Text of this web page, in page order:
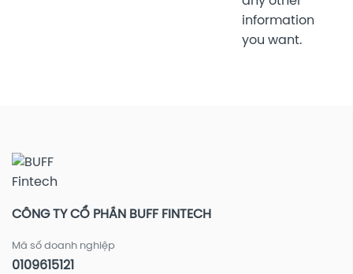
information
you want.
CÔNG TY CỔ PHẦN BUFF FINTECH
Mã số doanh nghiệp
0109615121